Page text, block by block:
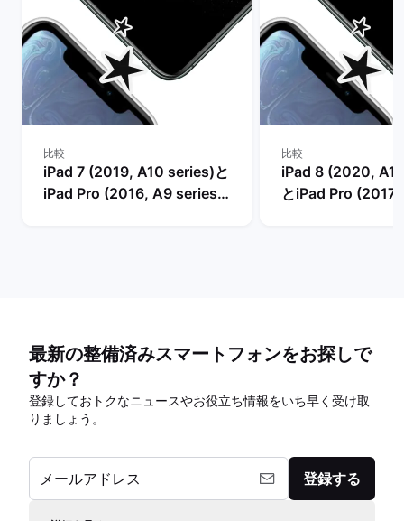
比較
iPad 7 (2019, A10 series)と
iPad Pro (2016, A9 series)
比較
iPad 8 (2020,
とiPad Pro (2017,
最新の整備済みスマートフォンをお探しで
すか？
登録しておトクなニュースやお役立ち情報をいち早く受け取
りましょう。
メールアドレス 登録する